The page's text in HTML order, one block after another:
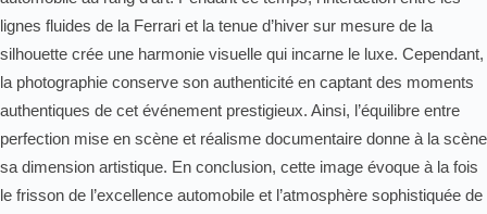
lignes fluides de la Ferrari et la tenue d’hiver sur mesure de la
silhouette crée une harmonie visuelle qui incarne le luxe. Cependant,
la photographie conserve son authenticité en captant des moments
authentiques de cet événement prestigieux. Ainsi, l’équilibre entre
perfection mise en scène et réalisme documentaire donne à la scène
sa dimension artistique. En conclusion, cette image évoque à la fois
le frisson de l’excellence automobile et l’atmosphère sophistiquée de